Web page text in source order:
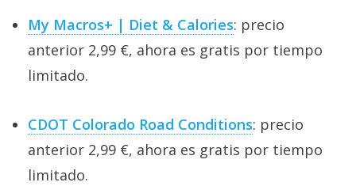
videojuegos,
comparativas,
trucos y
(CC) 2006-
2026.Algunos
derechos
reservados
My Macros+ | Diet & Calories: precio
anterior 2,99 €, ahora es gratis por tiempo
limitado.
CDOT Colorado Road Conditions: precio
anterior 2,99 €, ahora es gratis por tiempo
limitado.